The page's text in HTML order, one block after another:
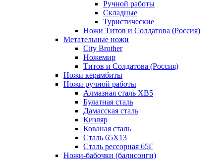
Ручной работы
Складные
Туристические
Ножи Титов и Солдатова (Россия)
Метательные ножи
City Brother
Ножемир
Титов и Солдатова (Россия)
Ножи керамбиты
Ножи ручной работы
Алмазная сталь ХВ5
Булатная сталь
Дамасская сталь
Кизляр
Кованая сталь
Сталь 65Х13
Сталь рессорная 65Г
Ножи-бабочки (балисонги)